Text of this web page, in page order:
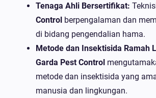
Tenaga Ahli Bersertifikat:
Control berpengalaman dan
di bidang pengendalian hama.
Metode dan Insektisida Ramah
Garda Pest Control
metode dan insektisida yang
manusia dan lingkungan.